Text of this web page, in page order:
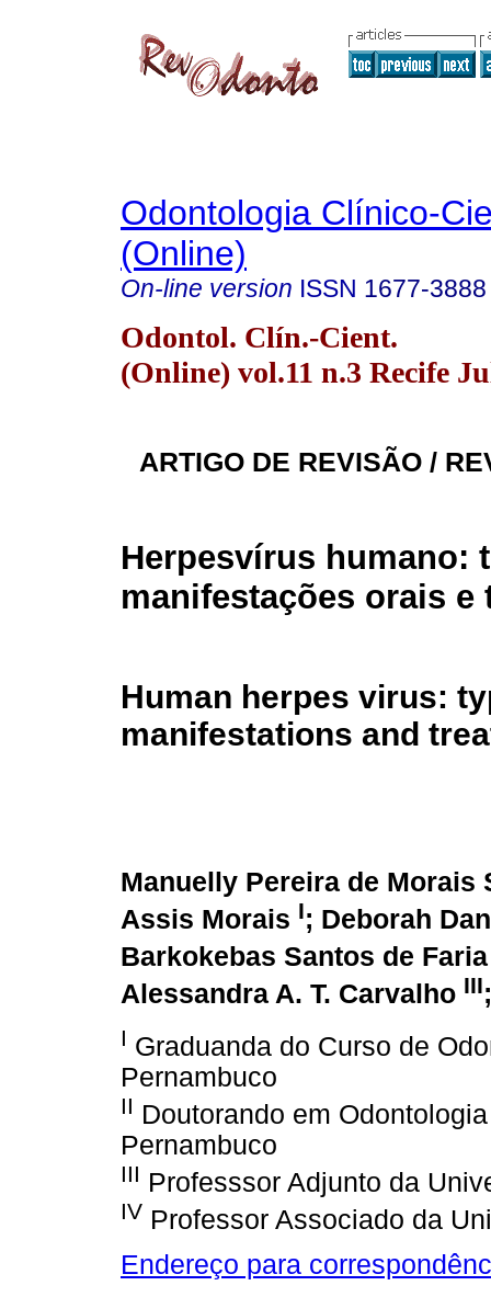
Odontologia Clínico-
(Online)
On-line version ISSN 1677-3888
Odontol. Clín.-Cient.
(Online) vol.11 n.3 Recife
ARTIGO DE REVISÃO /
Herpesvírus humano:
manifestações orais e
Human herpes virus:
manifestations and
Manuelly Pereira de Morais
Assis Morais I; Deborah
Barkokebas Santos de
Alessandra A. T. Carvalho III
I Graduanda do Curso de
Pernambuco
II Doutorando em
Pernambuco
III Professsor Adjunto da
IV Professor Associado da
Endereço para